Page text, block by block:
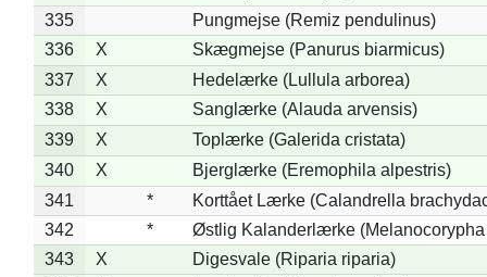
335
Pungmejse (Remiz pendulinus)
336
X
Skægmejse (Panurus biarmicus)
337
X
Hedelærke (Lullula arborea)
338
X
Sanglærke (Alauda arvensis)
339
X
Toplærke (Galerida cristata)
340
X
Bjerglærke (Eremophila alpestris)
341
*
Korttået Lærke (Calandrella
342
*
Østlig Kalanderlærke (Melanocorypha
343
X
Digesvale (Riparia riparia)